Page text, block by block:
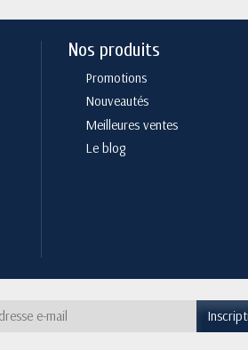
Nos produits
Promotions
Nouveautés
Meilleures ventes
Le blog